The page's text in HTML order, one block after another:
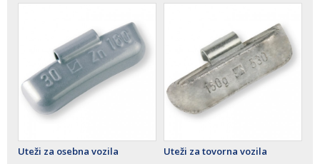
Uteži za osebna vozila Uteži za tovorna vozila